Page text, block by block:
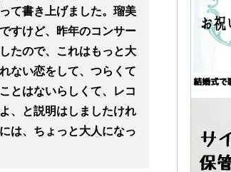
て書き上げました。瑠美
すけど、昨年のコンサー
たので、これはもっと大
ない恋をして、つらくて
とはないらしくて、レコ
、と説明はしましたけれ
は、ちょっと大人になっ